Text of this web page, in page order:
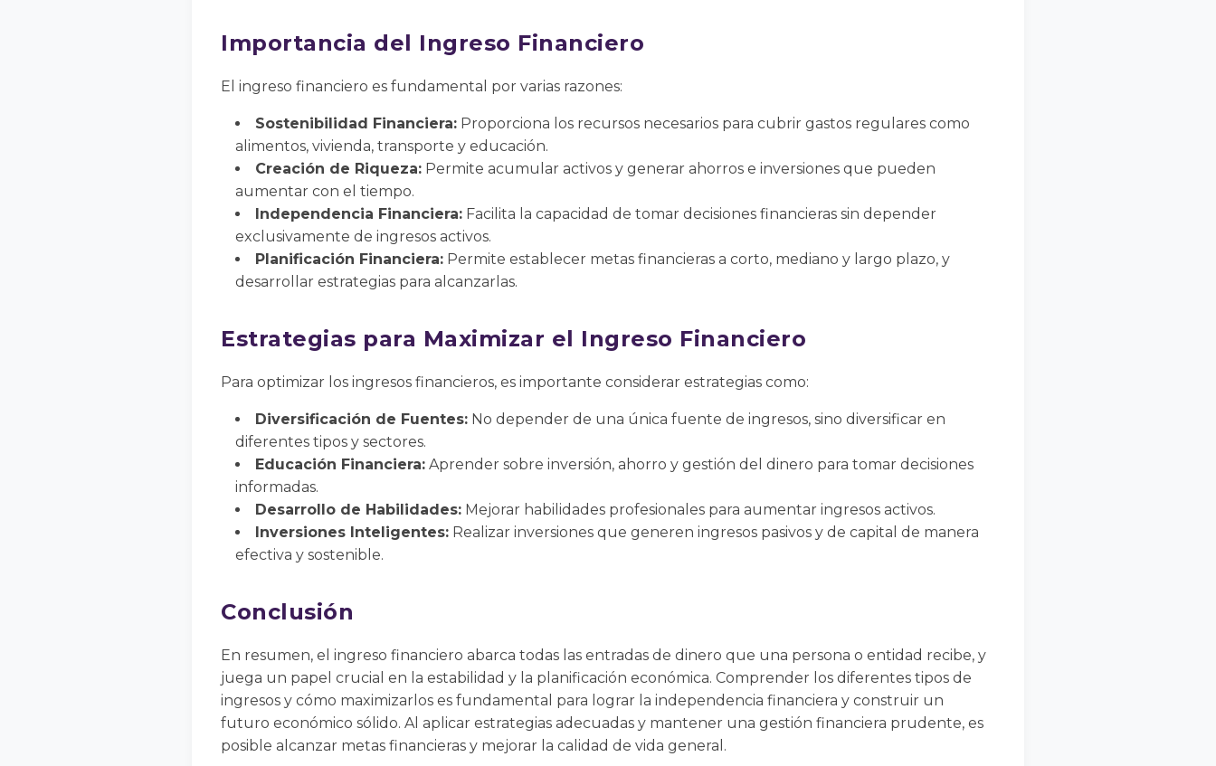
Importancia del Ingreso Financiero
El ingreso financiero es fundamental por varias razones:
Sostenibilidad Financiera: Proporciona los recursos necesarios para cubrir gastos regulares como
alimentos, vivienda, transporte y educación.
Creación de Riqueza: Permite acumular activos y generar ahorros e inversiones que pueden
aumentar con el tiempo.
Independencia Financiera: Facilita la capacidad de tomar decisiones financieras sin depender
exclusivamente de ingresos activos.
Planificación Financiera: Permite establecer metas financieras a corto, mediano y largo plazo, y
desarrollar estrategias para alcanzarlas.
Estrategias para Maximizar el Ingreso Financiero
Para optimizar los ingresos financieros, es importante considerar estrategias como:
Diversificación de Fuentes: No depender de una única fuente de ingresos, sino diversificar en
diferentes tipos y sectores.
Educación Financiera: Aprender sobre inversión, ahorro y gestión del dinero para tomar decisiones
informadas.
Desarrollo de Habilidades: Mejorar habilidades profesionales para aumentar ingresos activos.
Inversiones Inteligentes: Realizar inversiones que generen ingresos pasivos y de capital de manera
efectiva y sostenible.
Conclusión
En resumen, el ingreso financiero abarca todas las entradas de dinero que una persona o entidad recibe, y
juega un papel crucial en la estabilidad y la planificación económica. Comprender los diferentes tipos de
ingresos y cómo maximizarlos es fundamental para lograr la independencia financiera y construir un
futuro económico sólido. Al aplicar estrategias adecuadas y mantener una gestión financiera prudente, es
posible alcanzar metas financieras y mejorar la calidad de vida general.